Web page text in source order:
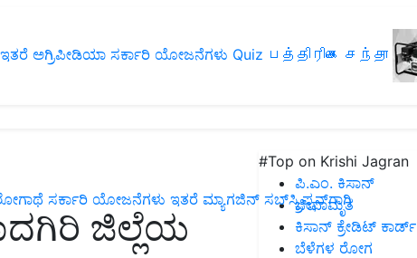
ಇತರೆ ಅಗ್ರಿಪೀಡಿಯಾ ಸರ್ಕಾರಿ ಯೋಜನೆಗಳು Quiz பத்திரிகை சந்தா
ಸರ್ಕಾರಿ ಯೋಜನೆಗಳು ಇತರೆ ಮ್ಯಾಗಜಿನ್‌ ಸಬ್‌ಸ್ಕ್ರಿಪ್ಷನ್‌ಗಾಗಿ
ಜಿಲ್ಲೆಯ
#Top on Krishi Jagran
ಪಿ.ಎಂ. ಕಿಸಾನ್
ಜೀವಾಮೃತ
ಕಿಸಾನ್ ಕ್ರೇಡಿಟ್ ಕಾರ್ಡ್
ಬೆಳೆಗಳ ರೋಗ